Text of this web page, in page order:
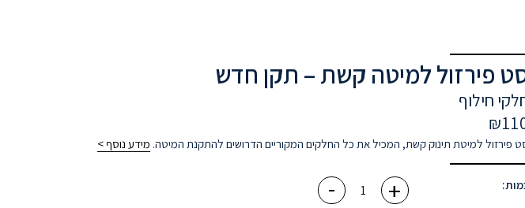
פירזול למיטה קשת – תקן חדש
חילוף
₪
פירזול למיטת תינוק קשת, המכיל את כל החלקים המקוריים הדרושים להתקנת המיטה. מידע נוסף >
- של +